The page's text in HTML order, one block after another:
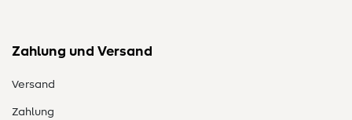
Zahlung und Versand
Versand
Zahlung